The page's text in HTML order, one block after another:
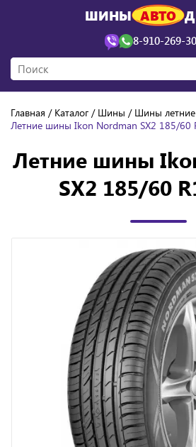
ШИНЫ АВТО
8-910-269-
Главная Каталог Шины Шины летние
Летние шины Ikon Nordman SX2 185/60
Летние шины
SX2 185/60